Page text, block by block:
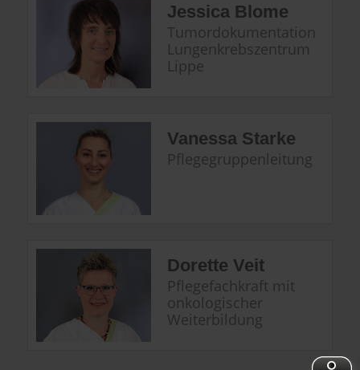
Jessica Blome
Tumordokumentation
Lungenkrebszentrum
Lippe
Vanessa Starke
Pflegegruppenleitung
Dorette Veit
Pflegefachkraft mit
onkologischer
Weiterbildung